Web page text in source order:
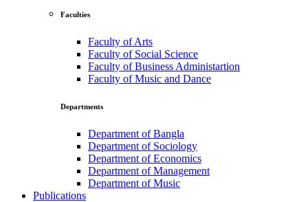
Faculties
Faculty of Arts
Faculty of Social Science
Faculty of Business Administartion
Faculty of Music and Dance
Departments
Department of Bangla
Department of Sociology
Department of Economics
Department of Management
Department of Music
Publications